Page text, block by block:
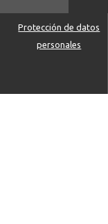
Protección de datos
personales